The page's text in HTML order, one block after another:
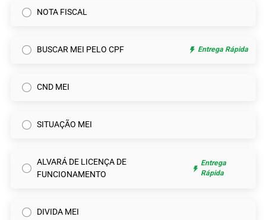
NOTA FISCAL
BUSCAR MEI PELO CPF Entrega Rápida
CND MEI
SITUAÇÃO MEI
ALVARÁ DE LICENÇA DE
FUNCIONAMENTO
Entrega
Rápida
DIVIDA MEI